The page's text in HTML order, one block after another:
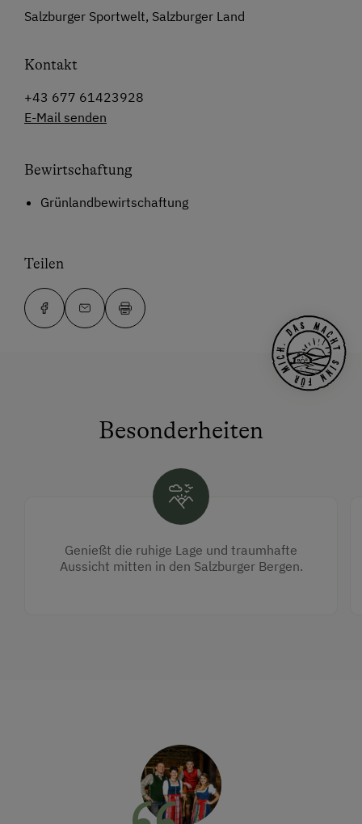
Salzburger Sportwelt, Salzburger Land
Kontakt
+43 677 61423928
E-Mail senden
Bewirtschaftung
Grünlandbewirtschaftung
Teilen
Besonderheiten
Genießt die ruhige Lage und traumhafte
Aussicht mitten in den Salzburger Bergen.